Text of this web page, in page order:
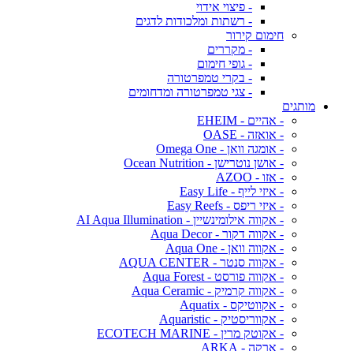
- פיצוי אידוי
- רשתות ומלכודות לדגים
חימום קירור
- מקררים
- גופי חימום
- בקרי טמפרטורה
- צגי טמפרטורה ומדחומים
מותגים
- אהיים - EHEIM
- אואזה - OASE
- אומגה וואן - Omega One
- אושן נוטרישן - Ocean Nutrition
- אזו - AZOO
- איזי לייף - Easy Life
- איזי ריפס - Easy Reefs
- אקווה אילומינשיין - AI Aqua Illumination
- אקווה דקור - Aqua Decor
- אקווה וואן - Aqua One
- אקווה סנטר - AQUA CENTER
- אקווה פורסט - Aqua Forest
- אקווה קרמיק - Aqua Ceramic
- אקווטיקס - Aquatix
- אקווריסטיק - Aquaristic
- אקוטק מרין - ECOTECH MARINE
- ארקה - ARKA